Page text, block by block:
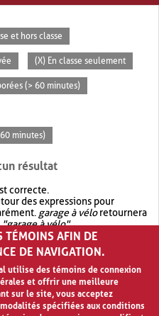
et hors classe
(X) En classe seulement
(> 60 minutes)
minutes)
résultat
correcte.
des expressions pour
garage à véloretournera
"garage à vélo".
avec OR.garage OR vélo
quegarage à vélo
TÉMOINS AFIN DE
DE NAVIGATION.
utilise des témoins de connexion
et offrir une meilleure
sur le site, vous acceptez
spécifiées aux conditions